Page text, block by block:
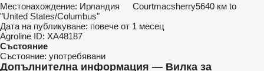
Местонахождение: Ирландия Courtmacsherry5640 км to
"United States/Columbus"
Дата на публикуване: повече от 1 месец
Agroline ID: XA48187
Състояние
Състояние: употребявани
Допълнителна информация — Вилка за